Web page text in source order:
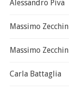
Alessandro Piva
Massimo Zecchin
Massimo Zecchin
Carla Battaglia